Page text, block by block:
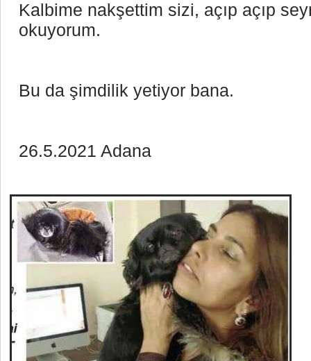
Kalbime nakşettim sizi, açıp açıp
okuyorum.
Bu da şimdilik yetiyor bana.
26.5.2021 Adana